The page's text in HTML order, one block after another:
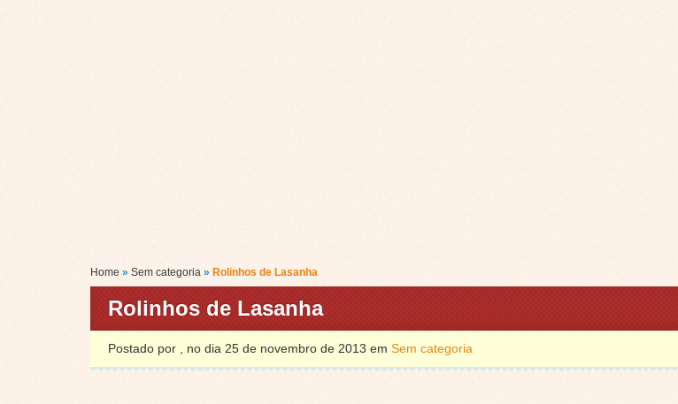
Home » Sem categoria » Rolinhos de Lasanha
Rolinhos de Lasanha
Postado por , no dia 25 de novembro de 2013 em Sem categoria